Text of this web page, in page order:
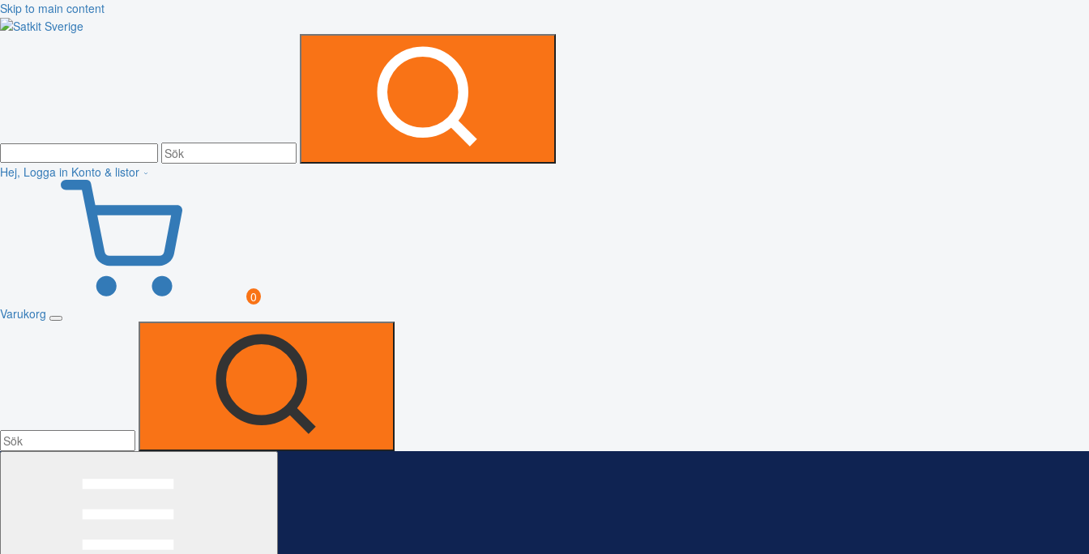
Skip to main content
Hej, Logga in Konto & listor
0
Varukorg